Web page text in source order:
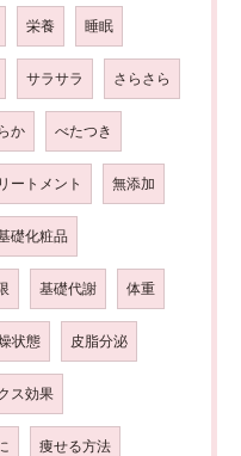
栄養 睡眠
サラサラ さらさら
か べたつき
ートメント 無添加
礎化粧品
基礎代謝 体重
状態 皮脂分泌
ス効果
痩せる方法